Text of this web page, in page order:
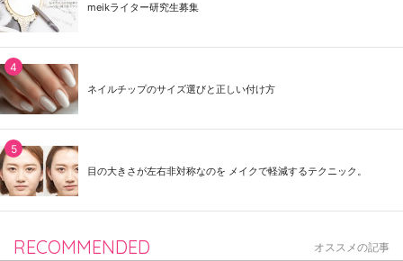
meikライター研究生募集
ネイルチップのサイズ選びと正しい付け方
目の大きさが左右非対称なのを メイクで軽減するテクニック。
RECOMMENDED オススメの記事